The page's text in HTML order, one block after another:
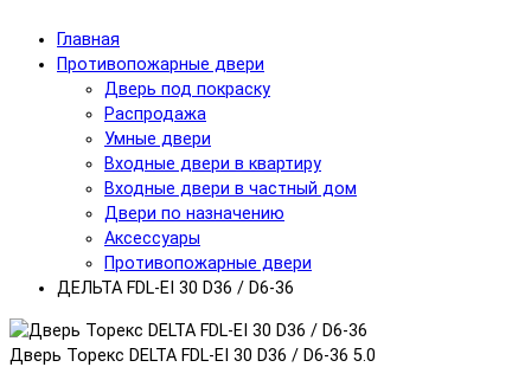
Главная
Противопожарные двери
Дверь под покраску
Распродажа
Умные двери
Входные двери в квартиру
Входные двери в частный дом
Двери по назначению
Аксессуары
Противопожарные двери
ДЕЛЬТА FDL-EI 30 D36 / D6-36
Дверь Торекс DELTA FDL-EI 30 D36 / D6-36 5.0